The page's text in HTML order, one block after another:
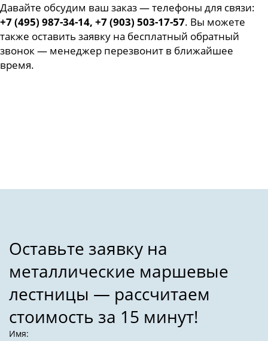
Давайте обсудим ваш заказ — телефоны для связи:
+7 (495) 987-34-14, +7 (903) 503-17-57. Вы можете
также оставить заявку на бесплатный обратный
звонок — менеджер перезвонит в ближайшее
время.
Имя: